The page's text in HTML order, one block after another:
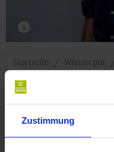
Zustimmung
Startseite Wissen pur
Das